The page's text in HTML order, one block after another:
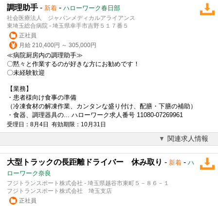
調理助手 - 新着 - ハローワーク春日部
社会医療法人 ジャパンメディカルアライアンス
東埼玉総合病院 - 埼玉県幸手市吉野５１７番５
正社員
月給 210,400円 ～ 305,000円
≪病院厨房内の調理助手≫
〇黙々と作業するのが好きな方にお勧めです！
〇未経験歓迎
【業務】
・患者様向け食事の準備
（冷凍食材の解凍作業、カンタンな盛り付け、配膳・下膳の補助）
・食器、調理器具の... ハローワーク求人番号 11080-07269961
受理日：8月4日 有効期限：10月31日
関連求人情報
大型トラックの長距離ドライバー 休み取り - 新着 - ハ
ローワーク奈良
フジトランスポート株式会社 - 埼玉県越谷市東町５－８６－１
フジトランスポート株式会社 埼玉支店
正社員